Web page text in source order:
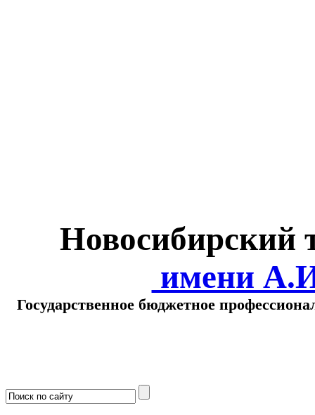
Новосибирский
имени
Государственное бюджетное